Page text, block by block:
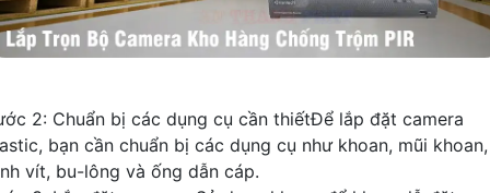
2: Chuẩn bị các dụng cụ cần thiếtĐể lắp đặt camera
bạn cần chuẩn bị các dụng cụ như khoan, mũi khoan,
vít, bu-lông và ống dẫn cáp.